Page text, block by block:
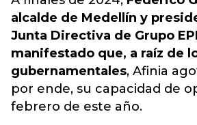
alcalde de Medellín y
Junta Directiva de Grupo
manifestado que, a raíz de
gubernamentales, Afinia
por ende, su capacidad de
febrero de este año.